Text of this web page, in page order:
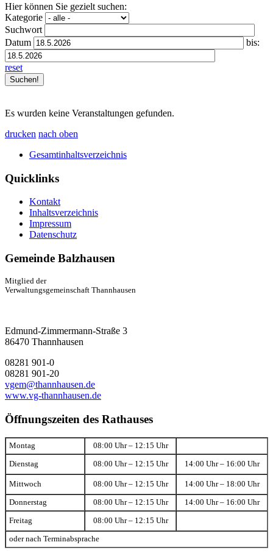
Hier können Sie gezielt suchen:
Kategorie
Suchwort
Datum
bis:
reset
Es wurden keine Veranstaltungen gefunden.
drucken nach oben
Gesamtinhaltsverzeichnis
Quicklinks
Kontakt
Inhaltsverzeichnis
Impressum
Datenschutz
Gemeinde Balzhausen
Mitglied der
Verwaltungsgemeinschaft Thannhausen
Edmund-Zimmermann-Straße 3
86470 Thannhausen
08281 901-0
08281 901-20
vgem@thannhausen.de
www.vg-thannhausen.de
Öffnungszeiten des Rathauses
Montag 08:00 Uhr – 12:15 Uhr
Dienstag 08:00 Uhr – 12:15 Uhr 14:00 Uhr – 16:00 Uhr
Mittwoch 08:00 Uhr – 12:15 Uhr 14:00 Uhr – 18:00 Uhr
Donnerstag 08:00 Uhr – 12:15 Uhr 14:00 Uhr – 16:00 Uhr
Freitag 08:00 Uhr – 12:15 Uhr
oder nach Terminabsprache